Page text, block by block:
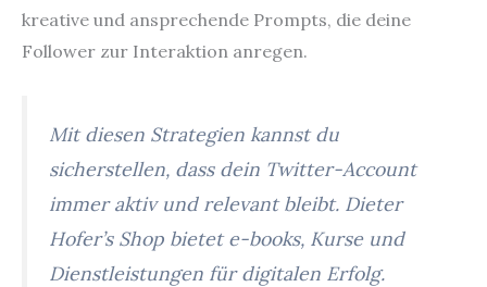
kreative und ansprechende Prompts, die deine
Follower zur Interaktion anregen.
Mit diesen Strategien kannst du
sicherstellen, dass dein Twitter-Account
immer aktiv und relevant bleibt. Dieter
Hofer’s Shop bietet e-books, Kurse und
Dienstleistungen für digitalen Erfolg.